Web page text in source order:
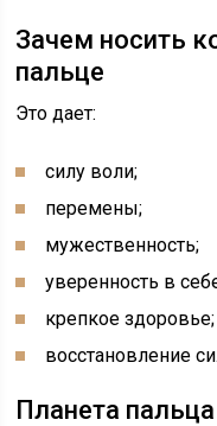
Зачем носить
пальце
Это дает:
силу воли;
перемены;
мужественность;
уверенность в
крепкое здоровье;
восстановление
Планета пальца